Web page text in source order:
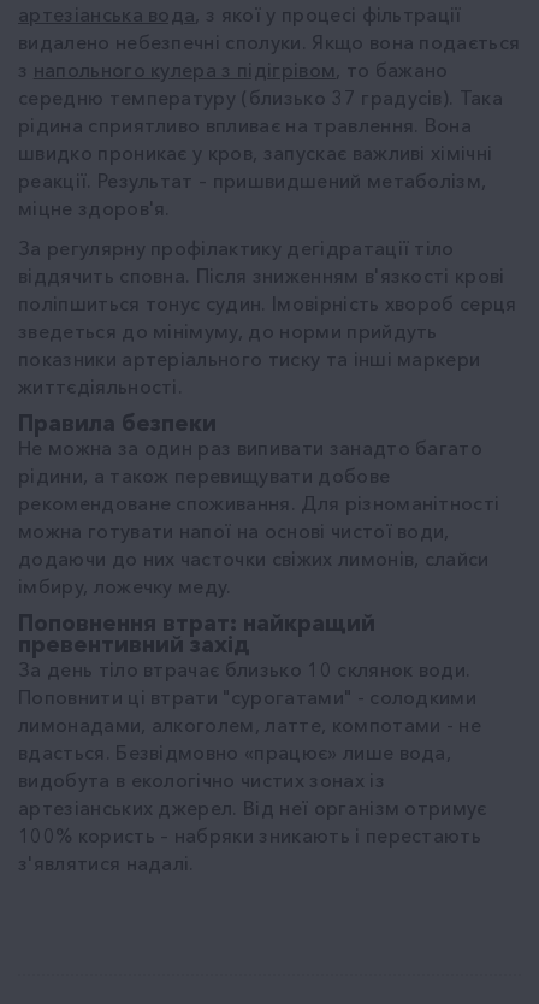
артезіанська вода, з якої у процесі фільтрації
видалено небезпечні сполуки. Якщо вона подається
з напольного кулера з підігрівом , то бажано
середню температуру (близько 37 градусів). Така
рідина сприятливо впливає на травлення. Вона
швидко проникає у кров, запускає важливі хімічні
реакції. Результат – пришвидшений метаболізм,
міцне здоров'я.
За регулярну профілактику дегідратації тіло
віддячить сповна. Після зниженням в'язкості крові
поліпшиться тонус судин. Імовірність хвороб серця
зведеться до мінімуму, до норми прийдуть
показники артеріального тиску та інші маркери
життєдіяльності.
Правила безпеки
Не можна за один раз випивати занадто багато
рідини, а також перевищувати добове
рекомендоване споживання. Для різноманітності
можна готувати напої на основі чистої води,
додаючи до них часточки свіжих лимонів, слайси
імбиру, ложечку меду.
Поповнення втрат: найкращий
превентивний захід
За день тіло втрачає близько 10 склянок води.
Поповнити ці втрати "сурогатами" - солодкими
лимонадами, алкоголем, латте, компотами - не
вдасться. Безвідмовно «працює» лише вода,
видобута в екологічно чистих зонах із
артезіанських джерел. Від неї організм отримує
100% користь – набряки зникають і перестають
з'являтися надалі.